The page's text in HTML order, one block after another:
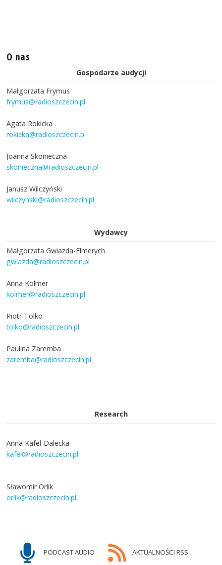
O nas
Gospodarze audycji
Małgorzata Frymus
frymus@radioszczecin.pl
Agata Rokicka
rokicka@radioszczecin.pl
Joanna Skonieczna
skonieczna@radioszczecin.pl
Janusz Wilczyński
wilczynski@radioszczecin.pl
Wydawcy
Małgorzata Gwiazda-Elmerych
gwiazda@radioszczecin.pl
Anna Kolmer
kolmer@radioszczecin.pl
Piotr Tolko
tolko@radioszczecin.pl
Paulina Zaremba
zaremba@radioszczecin.pl
Research
Anna Kafel-Dalecka
kafel@radioszczecin.pl
Sławomir Orlik
orlik@radioszczecin.pl
PODCAST AUDIO AKTUALNOŚCI RSS